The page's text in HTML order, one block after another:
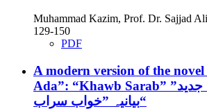
Muhammad Kazim, Prof. Dr. Sajjad
129-150
PDF
A modern version of the
Ada”: “Khawb Sarab” ”امراؤ جان ادا“ کا جدید
بیانیہ ”خواب سراب“